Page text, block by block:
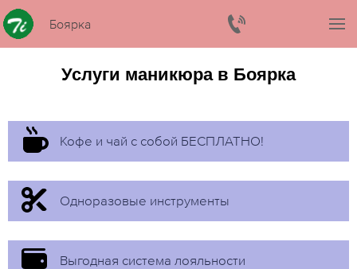
Боярка
Услуги маникюра в Боярка
Кофе и чай с собой БЕСПЛАТНО!
Одноразовые инструменты
Выгодная система лояльности